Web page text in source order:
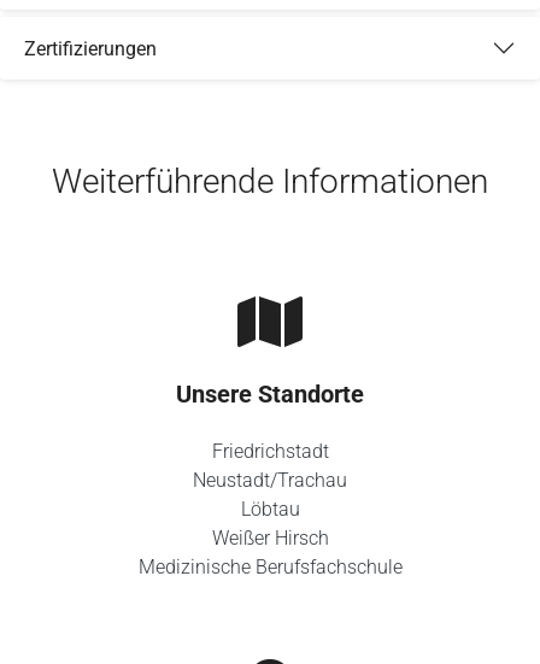
Zertifizierungen
Weiterführende Informationen
Unsere Standorte
Friedrichstadt
Neustadt/Trachau
Löbtau
Weißer Hirsch
Medizinische Berufsfachschule